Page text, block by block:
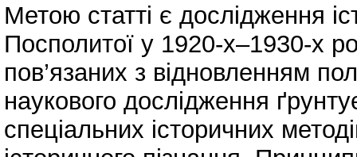
Метою статті є дослідження
Посполитої у 1920-х–1930-х
пов’язаних з відновленням
наукового дослідження
спеціальних історичних